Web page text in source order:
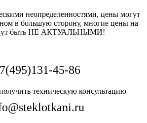
неопределенностями, цены могут
в большую сторону, многие цены на
быть НЕ АКТУАЛЬНЫМИ!
45-86
техническую консультацию